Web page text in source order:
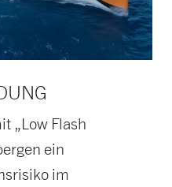
„Low Flash
ein
im